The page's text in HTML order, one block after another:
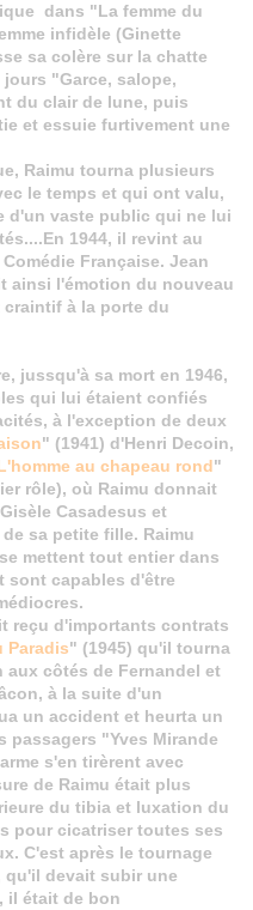
dans "La femme du
infidèle (Ginette
sa colère sur la chatte
"Garce, salope,
du clair de lune, puis
et essuie furtivement une
Raimu tourna plusieurs
le temps et qui ont valu,
d'un vaste public qui ne lui
1944, il revint au
Française. Jean
ainsi l'émotion du nouveau
à la porte du
jussqu'à sa mort en 1946,
qui lui étaient confiés
à l'exception de deux
" (1941) d'Henri Decoin,
au chapeau rond"
rôle), où Raimu donnait
Casadesus et
sa petite fille. Raimu
mettent tout entier dans
sont capables d'être
reçu d'importants contrats
Paradis" (1945) qu'il tourna
côtés de Fernandel et
à la suite d'un
un accident et heurta un
passagers "Yves Mirande
s'en tirèrent avec
de Raimu était plus
du tibia et luxation du
pour cicatriser toutes ses
C'est après le tournage
qu'il devait subir une
il était de bon